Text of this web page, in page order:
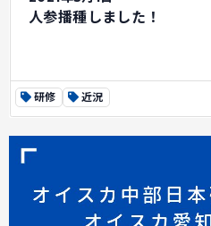
人参播種しました！
研修 近況